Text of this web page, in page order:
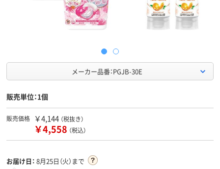
メーカー品番：PGJB-30E
販売単位：1個
販売価格 ￥4,144 （税抜き）
￥4,558 （税込）
お届け日： 8月25日（火）まで